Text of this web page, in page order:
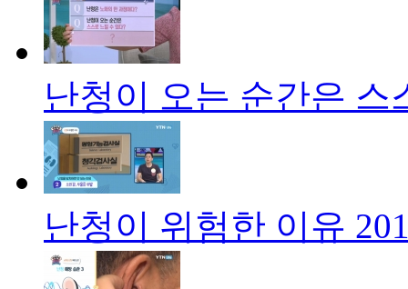
난청이 오는 순간은 스
난청이 위험한 이유